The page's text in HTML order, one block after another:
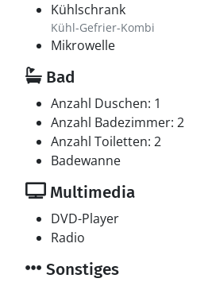
Kühlschrank
Kühl-Gefrier-Kombi
Mikrowelle
Bad
Anzahl Duschen: 1
Anzahl Badezimmer: 2
Anzahl Toiletten: 2
Badewanne
Multimedia
DVD-Player
Radio
Sonstiges